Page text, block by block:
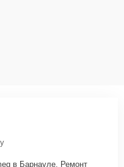
в Барнауле. Ремонт